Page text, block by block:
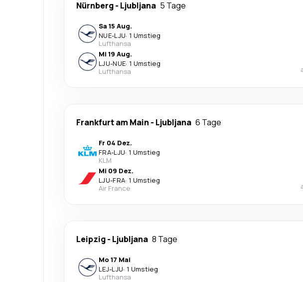
Nürnberg- Ljubljana 5 Tage
Sa 15 Aug.
NUE-LJU· 1 Umstieg
Lufthansa
Mi 19 Aug.
LJU-NUE· 1 Umstieg
Lufthansa
Frankfurt am Main - Ljubljana 6 Tage
Fr 04 Dez.
FRA-LJU· 1 Umstieg
KLM
Mi 09 Dez.
LJU-FRA· 1 Umstieg
Air France
Leipzig- Ljubljana 8 Tage
Mo 17 Mai
LEJ-LJU· 1 Umstieg
Lufthansa